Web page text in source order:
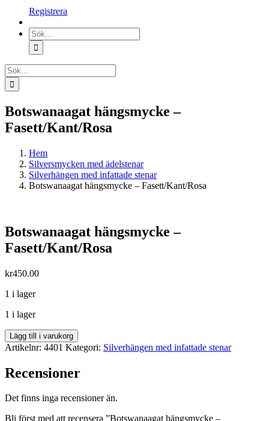
Registrera
Sök
efter:
Sök
efter:
Botswanaagat hängsmycke –
Fasett/Kant/Rosa
Hem
Silversmycken med ädelstenar
Silverhängen med infattade stenar
Botswanaagat hängsmycke – Fasett/Kant/Rosa
Botswanaagat hängsmycke –
Fasett/Kant/Rosa
kr450.00
1 i lager
1 i lager
Botswanaagat
hängsmycke
Fasett/Kant/Rosa
mängd
Lägg till i varukorg
Artikelnr: 4401 Kategori: Silverhängen med infattade stenar
Recensioner
Det finns inga recensioner än.
Bli först med att recensera ”Botswanaagat hängsmycke –